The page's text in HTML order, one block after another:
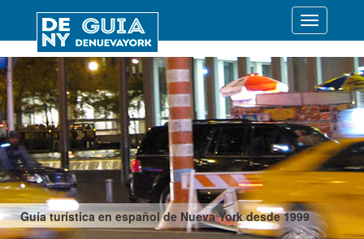
Guía turística en español de Nueva York desde 1999
Desplegar